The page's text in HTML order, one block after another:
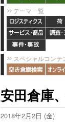
テーマ一覧
スペシャルコンテ
安田倉庫
2018年2月2日 (金)